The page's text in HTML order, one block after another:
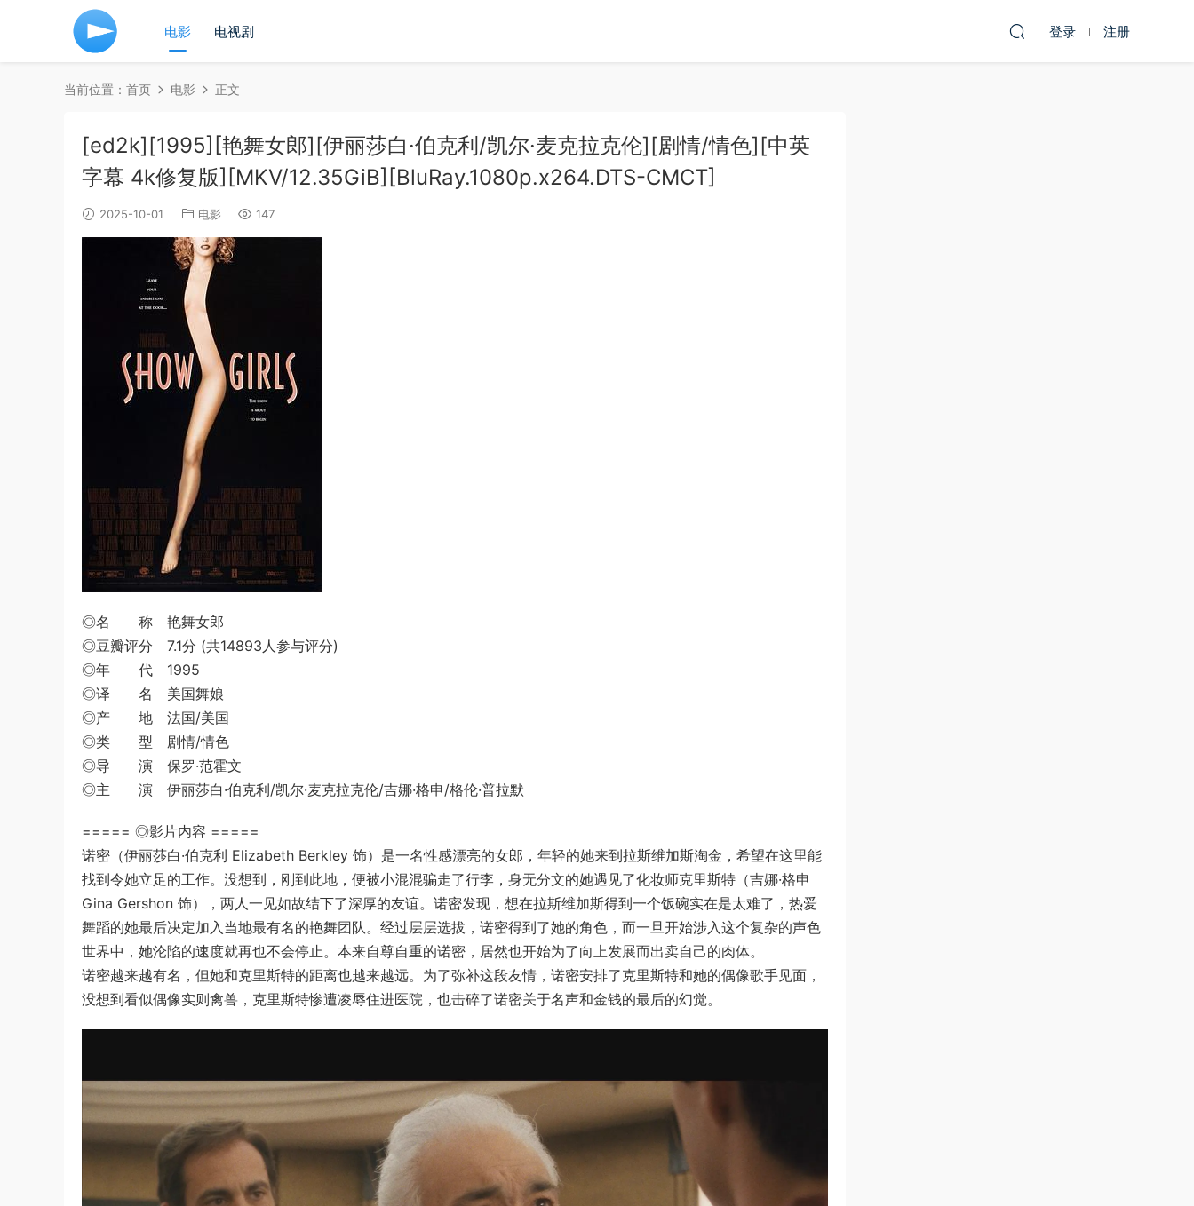
电影 电视剧 登录 注册
当前位置： 首页 电影 正文
[ed2k][1995][艳舞女郎][伊丽莎白·伯克利/凯尔·麦克拉克伦][剧情/情色][中英
字幕 4k修复版][MKV/12.35GiB][BluRay.1080p.x264.DTS-CMCT]
2025-10-01 电影 147
◎名 称 艳舞女郎
◎豆瓣评分 7.1分 (共14893人参与评分)
◎年 代 1995
◎译 名 美国舞娘
◎产 地 法国/美国
◎类 型 剧情/情色
◎导 演 保罗·范霍文
◎主 演 伊丽莎白·伯克利/凯尔·麦克拉克伦/吉娜·格申/格伦·普拉默
===== ◎影片内容 =====
诺密（伊丽莎白·伯克利 Elizabeth Berkley 饰）是一名性感漂亮的女郎，年轻的她来到拉斯维加斯淘金，希望在这里能
找到令她立足的工作。没想到，刚到此地，便被小混混骗走了行李，身无分文的她遇见了化妆师克里斯特（吉娜·格申
Gina Gershon 饰），两人一见如故结下了深厚的友谊。诺密发现，想在拉斯维加斯得到一个饭碗实在是太难了，热爱
舞蹈的她最后决定加入当地最有名的艳舞团队。经过层层选拔，诺密得到了她的角色，而一旦开始涉入这个复杂的声色
世界中，她沦陷的速度就再也不会停止。本来自尊自重的诺密，居然也开始为了向上发展而出卖自己的肉体。
诺密越来越有名，但她和克里斯特的距离也越来越远。为了弥补这段友情，诺密安排了克里斯特和她的偶像歌手见面，
没想到看似偶像实则禽兽，克里斯特惨遭凌辱住进医院，也击碎了诺密关于名声和金钱的最后的幻觉。